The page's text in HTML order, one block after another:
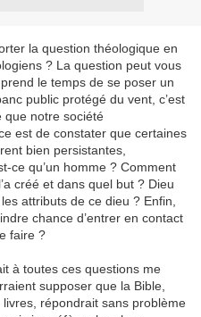
la question théologique en
? La question peut vous
le temps de se poser un
public protégé du vent, c’est
que notre société
est de constater que certaines
bien persistantes,
ce qu’un homme ? Comment
créé et dans quel but ? Dieu
attributs de ce dieu ? Enfin,
chance d’entrer en contact
faire ?
à toutes ces questions me
supposer que la Bible,
répondrait sans problème